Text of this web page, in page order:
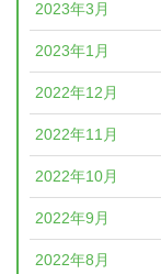
2023年3月
2023年1月
2022年12月
2022年11月
2022年10月
2022年9月
2022年8月